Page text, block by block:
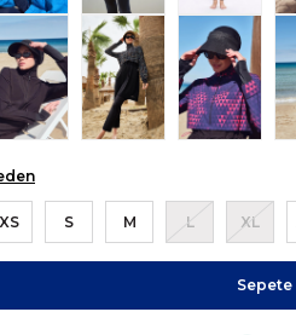
XS S M L XL